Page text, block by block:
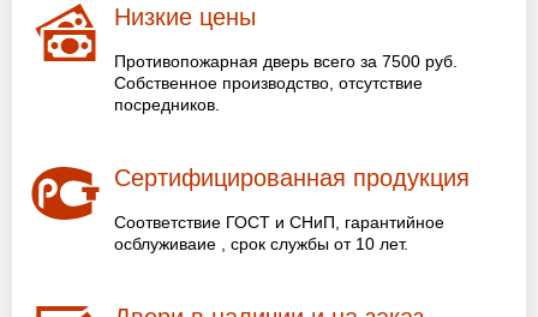
Низкие цены
Противопожарная дверь всего за 7500 руб.
Собственное производство, отсутствие
посредников.
Сертифицированная продукция
Соответствие ГОСТ и СНиП, гарантийное
осблуживаие , срок службы от 10 лет.